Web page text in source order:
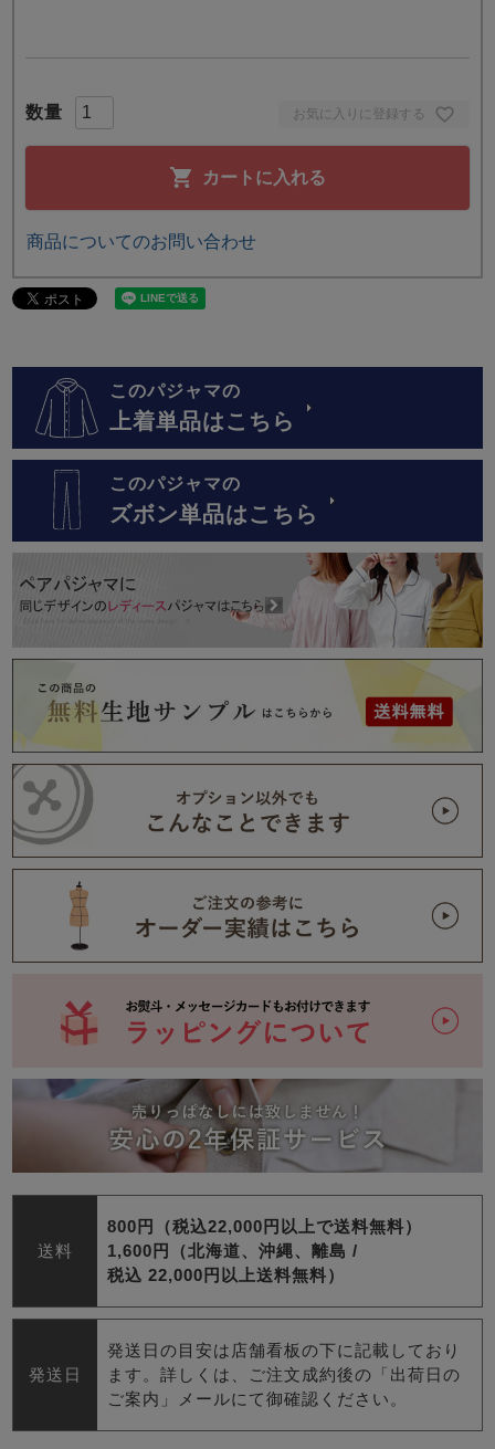
お気に入りに登録する
カートに入れる
商品についてのお問い合わせ
このパジャマの
上着単品はこちら
このパジャマの
ズボン単品はこちら
送料
800円（税込22,000円以上で送料無料）
1,600円（北海道、沖縄、離島 /
税込 22,000円以上送料無料）
発送日
発送日の目安は店舗看板の下に記載しており
ます。詳しくは、ご注文成約後の「出荷日の
ご案内」メールにて御確認ください。